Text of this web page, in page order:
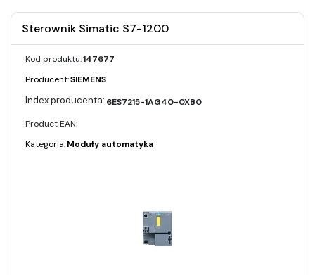
Sterownik Simatic S7-1200
Kod produktu:147677
Producent:SIEMENS
6ES7215-1AG40-0XB0
Product EAN:
Kategoria:Moduły automatyka